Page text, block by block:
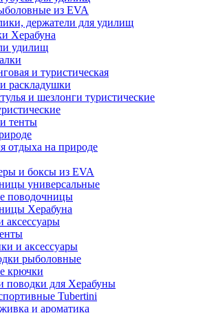
из EVA
держатели для удилищ
Херабуна
удилищ
и туристическая
раскладушки
и шезлонги туристические
тенты
отдыха на природе
и боксы из EVA
универсальные
поводочницы
Херабуна
аксессуары
и аксессуары
рыболовные
крючки
поводки для Херабуны
Tubertini
и ароматика